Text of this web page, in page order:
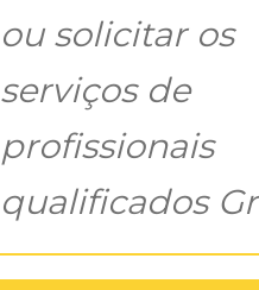
ou solicitar os
serviços de
profissionais
qualificados